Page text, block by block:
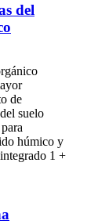
del
de
suelo
húmico y
1 +